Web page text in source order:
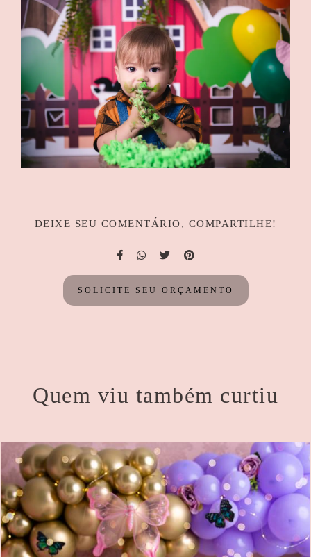
DEIXE SEU COMENTÁRIO, COMPARTILHE!
SOLICITE SEU ORÇAMENTO
Quem viu também curtiu